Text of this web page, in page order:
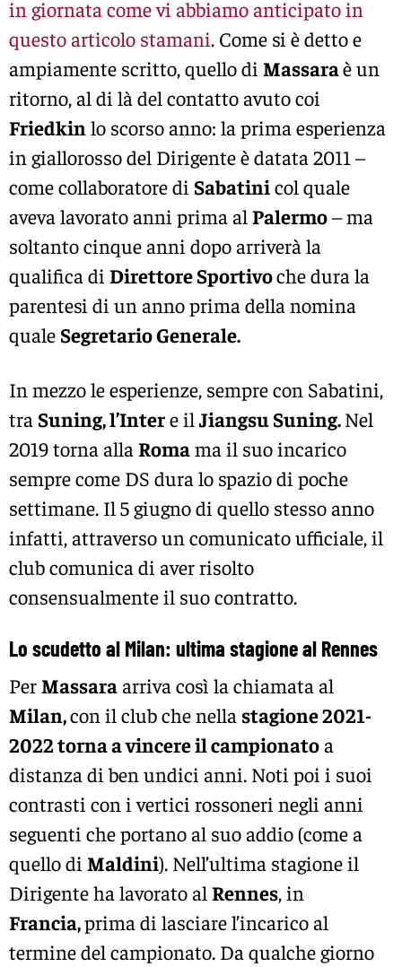
in giornata come vi abbiamo anticipato in
questo articolo stamani. Come si è detto e
ampiamente scritto, quello di Massaraè un
ritorno, al di là del contatto avuto coi
Friedkinlo scorso anno: la prima esperienza
in giallorosso del Dirigente è datata 2011 –
come collaboratore di Sabatinicol quale
aveva lavorato anni prima al Palermo– ma
soltanto cinque anni dopo arriverà la
qualifica di Direttore Sportivoche dura la
parentesi di un anno prima della nomina
quale Segretario Generale.
In mezzo le esperienze, sempre con Sabatini,
tra Suning, l’Intere il Jiangsu Suning.Nel
2019 torna alla Romama il suo incarico
sempre come DS dura lo spazio di poche
settimane. Il 5 giugno di quello stesso anno
infatti, attraverso un comunicato ufficiale, il
club comunica di aver risolto
consensualmente il suo contratto.
Lo scudetto al Milan: ultima stagione al Rennes
Per Massaraarriva così la chiamata al
Milan,con il club che nella stagione 2021-
2022 torna a vincere il campionatoa
distanza di ben undici anni. Noti poi i suoi
contrasti con i vertici rossoneri negli anni
seguenti che portano al suo addio (come a
quello di Maldini). Nell’ultima stagione il
Dirigente ha lavorato al Rennes, in
Francia,prima di lasciare l’incarico al
termine del campionato. Da qualche giorno